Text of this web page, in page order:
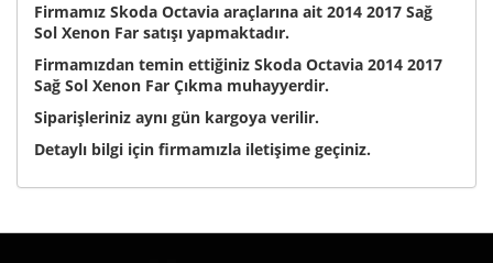
Firmamız Skoda Octavia araçlarına ait 2014 2017 Sağ
Sol Xenon Far satışı yapmaktadır.
Firmamızdan temin ettiğiniz Skoda Octavia 2014 2017
Sağ Sol Xenon Far Çıkma muhayyerdir.
Siparişleriniz aynı gün kargoya verilir.
Detaylı bilgi için firmamızla iletişime geçiniz.